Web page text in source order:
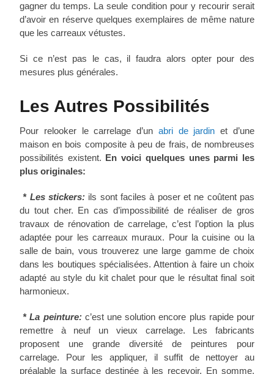
gagner du temps. La seule condition pour y recourir serait
d’avoir en réserve quelques exemplaires de même nature
que les carreaux vétustes.
Si ce n’est pas le cas, il faudra alors opter pour des
mesures plus générales.
Les Autres Possibilités
Pour relooker le carrelage d’un abri de jardin et d’une
maison en bois composite à peu de frais, de nombreuses
possibilités existent. En voici quelques unes parmi les
plus originales:
* Les stickers: ils sont faciles à poser et ne coûtent pas
du tout cher. En cas d’impossibilité de réaliser de gros
travaux de rénovation de carrelage, c’est l’option la plus
adaptée pour les carreaux muraux. Pour la cuisine ou la
salle de bain, vous trouverez une large gamme de choix
dans les boutiques spécialisées. Attention à faire un choix
adapté au style du kit chalet pour que le résultat final soit
harmonieux.
* La peinture:c’est une solution encore plus rapide pour
remettre à neuf un vieux carrelage. Les fabricants
proposent une grande diversité de peintures pour
carrelage. Pour les appliquer, il suffit de nettoyer au
préalable la surface destinée à les recevoir. En somme,